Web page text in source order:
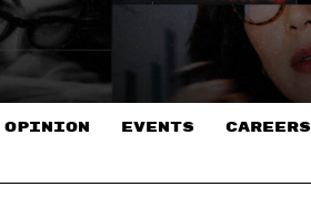
OPINION EVENTS CAREERS